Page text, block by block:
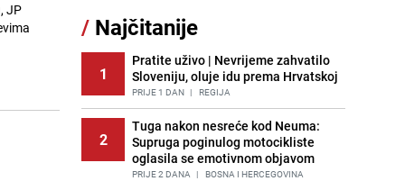
JP
/ Najčitanije
1
Pratite uživo | Nevrijeme zahvatilo
Sloveniju, oluje idu prema Hrvatskoj
PRIJE 1 DAN | REGIJA
2
Tuga nakon nesreće kod Neuma:
Supruga poginulog motocikliste
oglasila se emotivnom objavom
PRIJE 2 DANA | BOSNA I HERCEGOVINA